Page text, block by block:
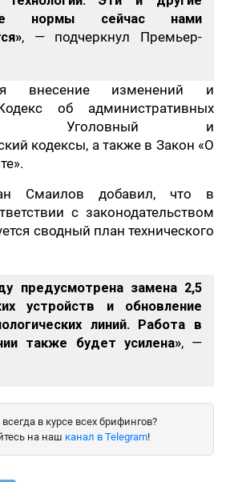
нормы сейчас нами
, — подчеркнул Премьер-
внесение изменений и
об административных
Уголовный и
кодексы, а также в Закон «О
Смаилов добавил, что в
с законодательством
сводный план технического
предусмотрена замена 2,5
устройств и обновление
линий. Работа в
также будет усилена», —
в курсе всех брифингов?
на наш канал в Telegram!